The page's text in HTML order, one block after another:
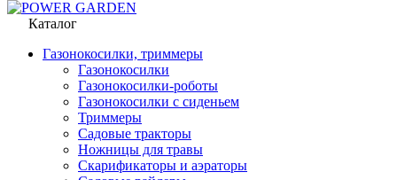
Каталог
Газонокосилки, триммеры
Газонокосилки
Газонокосилки-роботы
Газонокосилки с сиденьем
Триммеры
Садовые тракторы
Ножницы для травы
Скарификаторы и аэраторы